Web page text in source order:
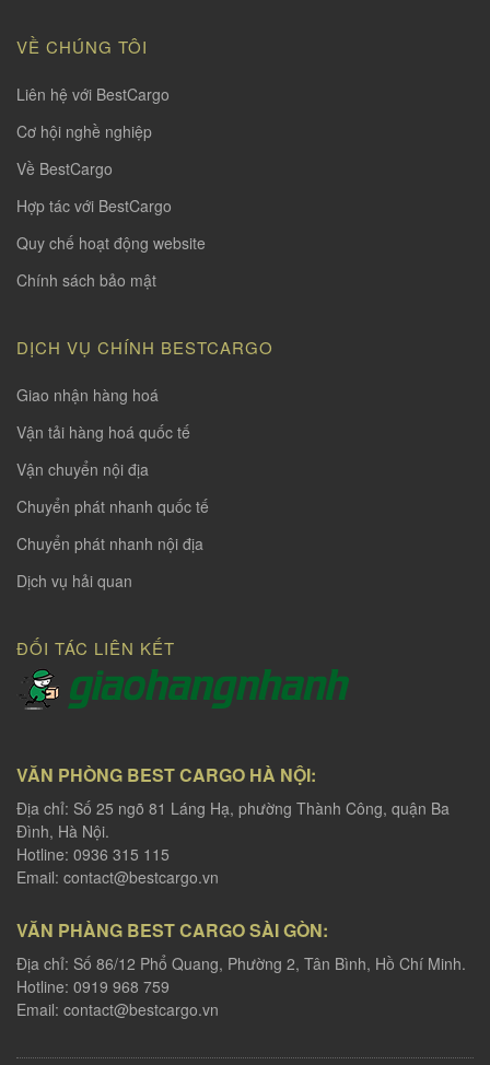
VỀ CHÚNG TÔI
Liên hệ với BestCargo
Cơ hội nghề nghiệp
Về BestCargo
Hợp tác với BestCargo
Quy chế hoạt động website
Chính sách bảo mật
DỊCH VỤ CHÍNH BESTCARGO
Giao nhận hàng hoá
Vận tải hàng hoá quốc tế
Vận chuyển nội địa
Chuyển phát nhanh quốc tế
Chuyển phát nhanh nội địa
Dịch vụ hải quan
ĐỐI TÁC LIÊN KẾT
VĂN PHÒNG BEST CARGO HÀ NỘI:
Địa chỉ: Số 25 ngõ 81 Láng Hạ, phường Thành Công, quận Ba
Đình, Hà Nội.
Hotline: 0936 315 115
Email: contact@bestcargo.vn
VĂN PHÀNG BEST CARGO SÀI GÒN:
Địa chỉ: Số 86/12 Phổ Quang, Phường 2, Tân Bình, Hồ Chí Minh.
Hotline: 0919 968 759
Email: contact@bestcargo.vn